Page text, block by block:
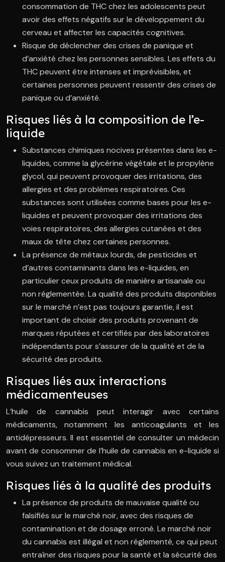
consommation de THC chez les adolescents peut
avoir des effets négatifs sur le développement du
cerveau et affecter les capacités cognitives.
Risque de déclencher des crises de panique et
d’anxiété chez les personnes sensibles. Les effets du
THC peuvent être intenses et imprévisibles, et
certaines personnes peuvent ressentir des crises de
panique ou d’anxiété.
Risques liés à la composition de l’e-
liquide
Substances chimiques nocives présentes dans les e-
liquides, comme la glycérine végétale et le propylène
glycol, qui peuvent provoquer des irritations, des
allergies et des problèmes respiratoires. Ces
substances sont utilisées comme bases pour les e-
liquides et peuvent provoquer des irritations des
voies respiratoires, des allergies cutanées et des
maux de tête chez certaines personnes.
La présence de métaux lourds, de pesticides et
d’autres contaminants dans les e-liquides, en
particulier ceux produits de manière artisanale ou
non réglementée. La qualité des produits disponibles
sur le marché n’est pas toujours garantie, il est
important de choisir des produits provenant de
marques réputées et certifiés par des laboratoires
indépendants pour s’assurer de la qualité et de la
sécurité des produits.
Risques liés aux interactions
médicamenteuses
L’huile de cannabis peut interagir avec certains
médicaments, notamment les anticoagulants et les
antidépresseurs. Il est essentiel de consulter un médecin
avant de consommer de l’huile de cannabis en e-liquide si
vous suivez un traitement médical.
Risques liés à la qualité des produits
La présence de produits de mauvaise qualité ou
falsifiés sur le marché noir, avec des risques de
contamination et de dosage erroné. Le marché noir
du cannabis est illégal et non réglementé, ce qui peut
entraîner des risques pour la santé et la sécurité des